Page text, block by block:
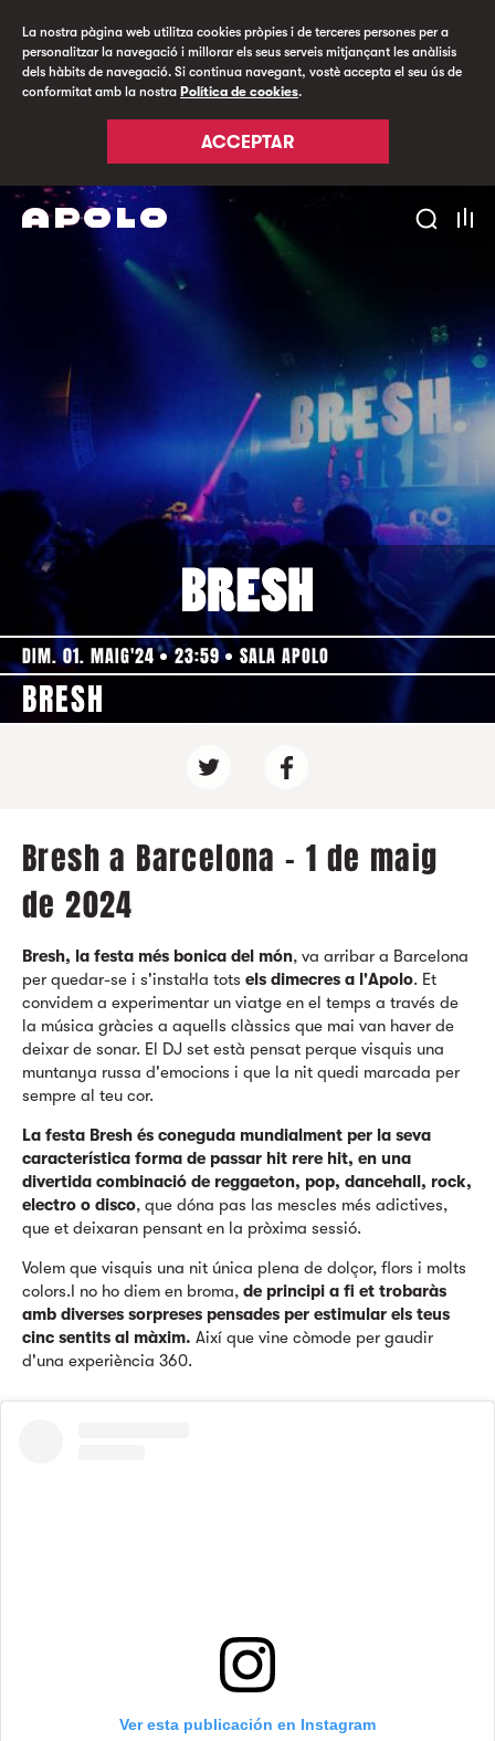
La nostra pàgina web utilitza cookies pròpies i de terceres persones per a
personalitzar la navegació i millorar els seus serveis mitjançant les anàlisis
dels hàbits de navegació. Si continua navegant, vostè accepta el seu ús de
conformitat amb la nostra Política de cookies.
ACCEPTAR
DIM. 01. MAIG'24 23:59 SALA APOLO
BRESH
Bresh a Barcelona - 1 de maig
de 2024
Bresh, la festa més bonica del món, va arribar a Barcelona
per quedar-se i s'instal·la tots els dimecres a l'Apolo. Et
convidem a experimentar un viatge en el temps a través de
la música gràcies a aquells clàssics que mai van haver de
deixar de sonar. El DJ set està pensat perque visquis una
muntanya russa d'emocions i que la nit quedi marcada per
sempre al teu cor.
La festa Bresh és coneguda mundialment per la seva
característica forma de passar hit rere hit, en una
divertida combinació de reggaeton, pop, dancehall, rock,
electro o disco, que dóna pas las mescles més adictives,
que et deixaran pensant en la pròxima sessió.
Volem que visquis una nit única plena de dolçor, flors i molts
colors.I no ho diem en broma, de principi a fi et trobaràs
amb diverses sorpreses pensades per estimular els teus
cinc sentits al màxim. Així que vine còmode per gaudir
d'una experiència 360.
Ver esta publicación en Instagram